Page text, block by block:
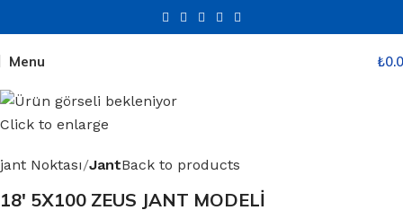
Menu ₺
Click to enlarge
jant Noktası JantBack to products
18′ 5X100 ZEUS JANT MODELİ